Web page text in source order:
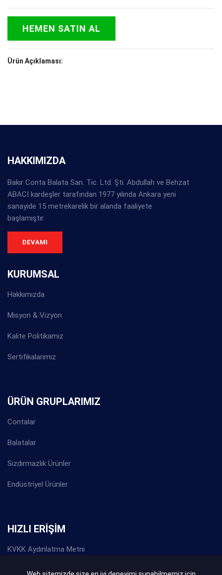
HEMEN SATIN AL
Ürün Açıklaması:
HAKKIMIZDA
Bakır Conta Balata San. Tic. Ltd. Şti. Abdullah ve Behzat
ABACI kardeşler tarafından 1977 yılında Ankara yeni
sanayide 15 metrekarelik bir alanda faaliyete
başlamıştır.
DEVAMI
KURUMSAL
Hakkımızda
Misyon & Vizyon
Kalite Politikamız
Sertifikalarımız
ÜRÜN GRUPLARIMIZ
Contalar
Balatalar
Sızdırmazlık Ürünler
Endüstriyel Ürünler
HIZLI ERİŞİM
KVKK Aydınlatma Metni
Gizlilik Politikası